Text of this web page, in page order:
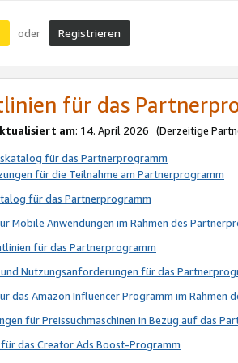
oder Registrieren
für das
am: 14. April 2026 (Derzeitige
für das Partnerprogramm
für die Teilnahme am Partnerprogramm
für das Partnerprogramm
Mobile Anwendungen im Rahmen des
für das Partnerprogramm
Nutzungsanforderungen für das
das Amazon Influencer Programm im Rahmen
für Preissuchmaschinen in Bezug auf das
das Creator Ads Boost-Programm